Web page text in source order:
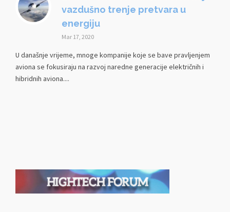
vazdušno trenje pretvara u
energiju
Mar 17, 2020
U današnje vrijeme, mnoge kompanije koje se bave pravljenjem
aviona se fokusiraju na razvoj naredne generacije električnih i
hibridnih aviona....